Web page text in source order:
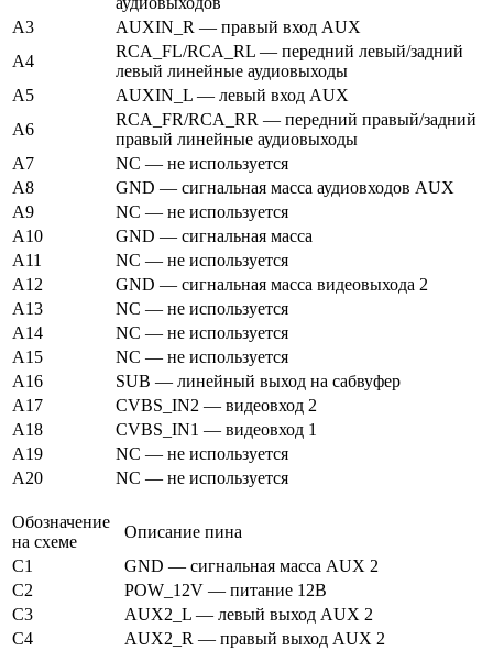
A3
AUXIN_R — правый вход AUX
A4
RCA_FL/RCA_RL — передний левый/задний
левый линейные аудиовыходы
A5
AUXIN_L — левый вход AUX
A6
RCA_FR/RCA_RR — передний правый/задний
правый линейные аудиовыходы
A7
NC — не используется
A8
GND — сигнальная масса аудиовходов AUX
A9
NC — не используется
A10
GND — сигнальная масса
A11
NC — не используется
A12
GND — сигнальная масса видеовыхода 2
A13
NC — не используется
A14
NC — не используется
A15
NC — не используется
A16
SUB — линейный выход на сабвуфер
A17
CVBS_IN2 — видеовход 2
A18
CVBS_IN1 — видеовход 1
A19
NC — не используется
A20
NC — не используется
Обозначение
на схеме
Описание пина
C1
GND — сигнальная масса AUX 2
C2
POW_12V — питание 12В
C3
AUX2_L — левый выход AUX 2
C4
AUX2_R — правый выход AUX 2